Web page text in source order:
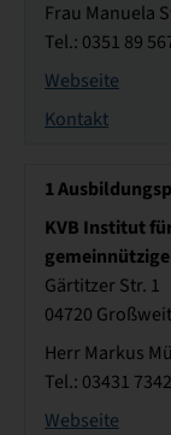
Frau Manuela
Tel.: 0351 89
Webseite
Kontakt
1
KVB Institut
Gärtitzer Str. 1
04720
Herr Markus
Tel.: 03431
Webseite